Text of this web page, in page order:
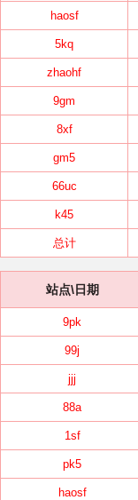
haosf
5kq
zhaohf
9gm
8xf
gm5
66uc
k45
总计
站点\日期
9pk
99j
jjj
88a
1sf
pk5
haosf